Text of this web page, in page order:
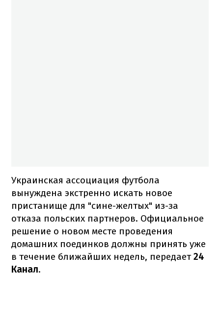
Украинская ассоциация футбола
вынуждена экстренно искать новое
пристанище для "сине-желтых" из-за
отказа польских партнеров. Официальное
решение о новом месте проведения
домашних поединков должны принять уже
в течение ближайших недель, передает24
Канал.